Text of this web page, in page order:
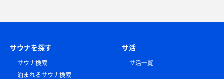
サウナを探す
サウナ検索
泊まれるサウナ検索
サ活
サ活一覧